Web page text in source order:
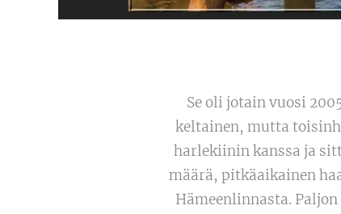
Se oli jotain vuosi
keltainen, mutta
harlekiinin kanssa ja
määrä, pitkäaikainen
Hämeenlinnasta.